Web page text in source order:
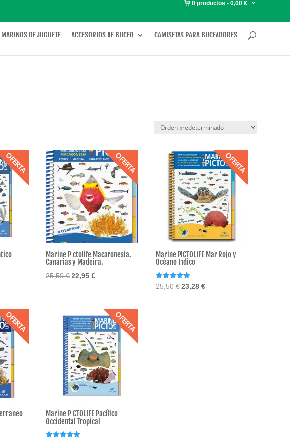
0 productos 0,00 €
DE JUGUETE ACCESORIOS DE BUCEO CAMISETAS PARA BUCEADORES
OFERTA
€.
OFERTA
Marine Pictolife Macaronesia.
Canarias y Madeira.
25,50€ El
25,50 €.
22,95€El
es:
22,95 €.
OFERTA
Marine PICTOLIFE Mar Rojo y
Océano Indico
Valorado
con
25,50€ El
23,28 €El
OFERTA OFERTA
Marine PICTOLIFE Pacífico
Occidental Tropical